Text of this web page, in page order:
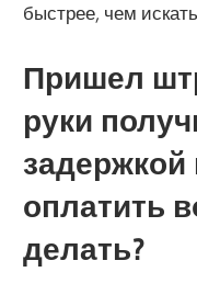
быстрее, чем
Пришел
руки
задержкой
оплатить
делать?